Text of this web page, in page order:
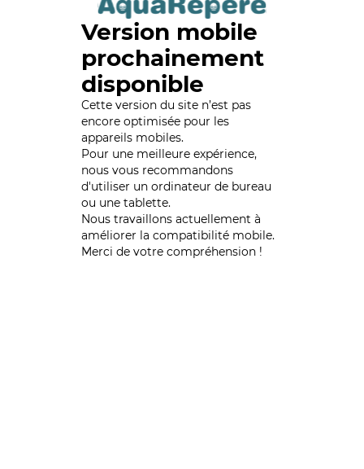
Version mobile
prochainement
disponible
Cette version du site n’est pas
encore optimisée pour les
appareils mobiles.
Pour une meilleure expérience,
nous vous recommandons
d'utiliser un ordinateur de bureau
ou une tablette.
Nous travaillons actuellement à
améliorer la compatibilité mobile.
Merci de votre compréhension !